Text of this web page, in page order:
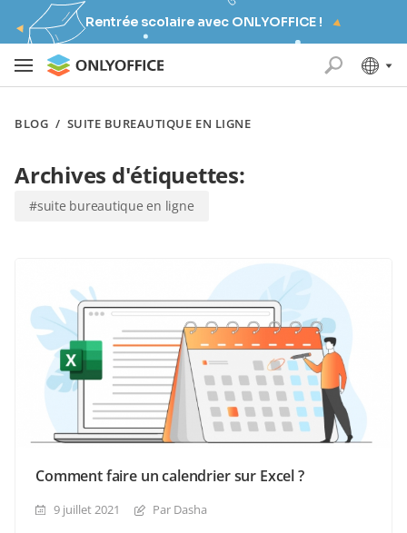
Rentrée scolaire avec ONLYOFFICE !
BLOG / SUITE BUREAUTIQUE EN LIGNE
Archives d'étiquettes:
#suite bureautique en ligne
Comment faire un calendrier sur Excel ?
9 juillet 2021 Par Dasha